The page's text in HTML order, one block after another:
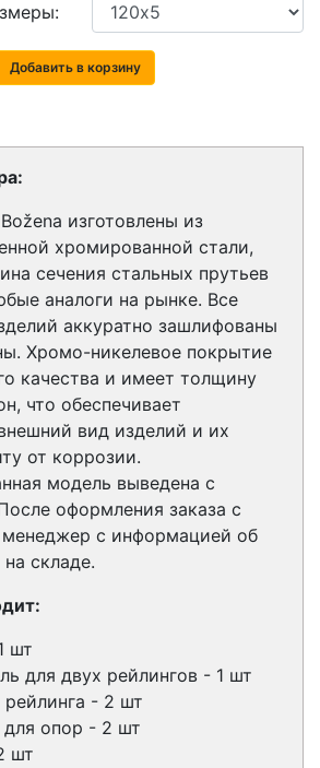
Добавить в корзину
изготовлены из
хромированной стали,
сечения стальных прутьев
аналоги на рынке. Все
аккуратно зашлифованы
Хромо-никелевое покрытие
качества и имеет толщину
что обеспечивает
вид изделий и их
от коррозии.
модель выведена с
оформления заказа с
с информацией об
складе.
шт
для двух рейлингов - 1 шт
- 2 шт
для опор - 2 шт
шт